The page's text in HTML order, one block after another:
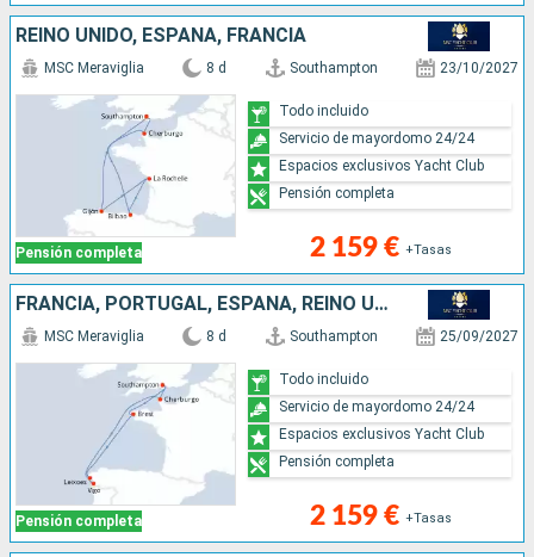
REINO UNIDO, ESPAÑA, FRANCIA
Pensión completa
MSC Meraviglia 8 d Southampton 23/10/2027
2 159 € +Tasas
Todo incluido
Servicio de mayordomo 24/24
Espacios exclusivos Yacht Club
Pensión completa
FRANCIA, PORTUGAL, ESPAÑA, REINO UNIDO
Pensión completa
MSC Meraviglia 8 d Southampton 25/09/2027
2 159 € +Tasas
Todo incluido
Servicio de mayordomo 24/24
Espacios exclusivos Yacht Club
Pensión completa